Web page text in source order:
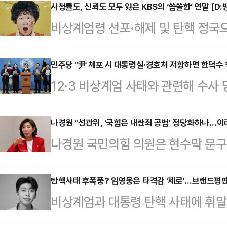
영이 '7인의 부활'로 조연상을 받았
렵고 어수선한 시기에 이렇게 서로
는 자리가 마련된 것은 감사한 일인
도 못했던 상이라 떨리는데 뜻깊은
"무엇보다도 '7인의 탈출'을 탄생시
분들,…
시청률도, 신뢰도 모두 잃은 KBS의 ‘씁쓸한’ 연말 [D:
비상계엄령 선포·해제 및 탄핵 정
들이 결방했지만 이 틈을 뉴스 특보
역할’을 다시금 상기시키고 있다.
들의 떨어진 신뢰도를 입증했으며,
상식에 대한 기대감도 크지 않은 상
지난 14일, MBC는 뉴스 특보로
입증했다. 평균 6% 내외의 시청률
의 시청률을 기록…
민주당 "尹 체포 시 대통령실·경호처 저항하면 한덕수
12·3 비상계엄 사태와 관련해 수사
관측이 나오는 가운데 더불어민주
나섰다.더불어민주당 내란진상조
권한대행은 현 상황을 조기 종식하
도 6개 민생법안을 거부하는 등 심
단은 "일각에서 한 권한대행의 일
다고 말하는 사람도 있다"며 "8년
의 전철을 밟으려 한다는…
나경원 "선관위, '국힘은 내란죄 공범' 정당화하나…이
나경원 국민의힘 의원은 현수막 문
"편파적 행태"라고 꼬집었다.나 의
글에서 "이러니까 선관위가 부정선
민의힘 의원들은 내란죄의 공범이
중인 사건"이라며 "국민의힘 의원
탄핵사태 후폭풍? 임영웅은 타격감 '제로'…브랜드평
비상계엄과 대통령 탄핵 사태에 휘
으로 고충을 겪고 있는 가운데, 트